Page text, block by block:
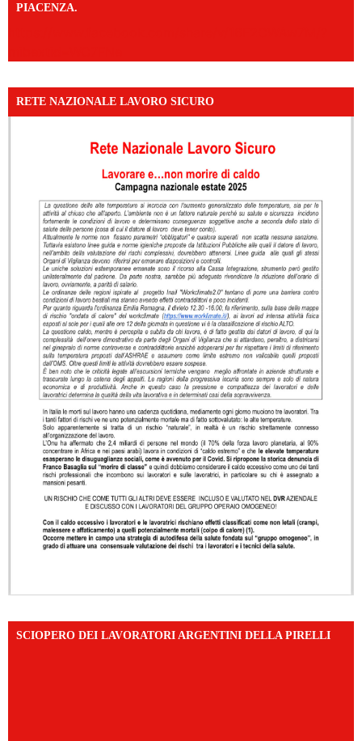
PIACENZA.
RETE NAZIONALE LAVORO SICURO
SCIOPERO DEI LAVORATORI ARGENTINI DELLA PIRELLI